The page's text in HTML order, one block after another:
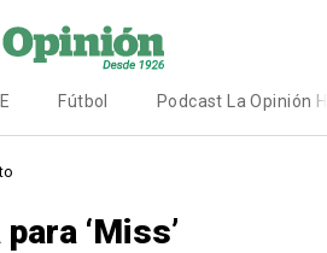
Fútbol Podcast La Opinión
‘Miss’